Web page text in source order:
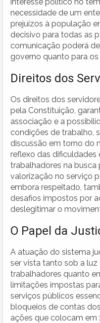
necessidade de um
prejuízos à população
decisivo para todas as
comunicação poderá
governo quanto para os
Direitos dos
Os direitos dos
pela Constituição,
associação e a
condições de trabalho,
discussão em torno do
reflexo das dificuldades
trabalhadores na
valorização no serviço
embora respeitado,
desafios impostos por
deslegitimar o
O Papel da
A atuação do sistema
ser vista tanto sob a
trabalhadores quanto
limitações impostas
serviços públicos
bloqueios de contas
ações que colocam em